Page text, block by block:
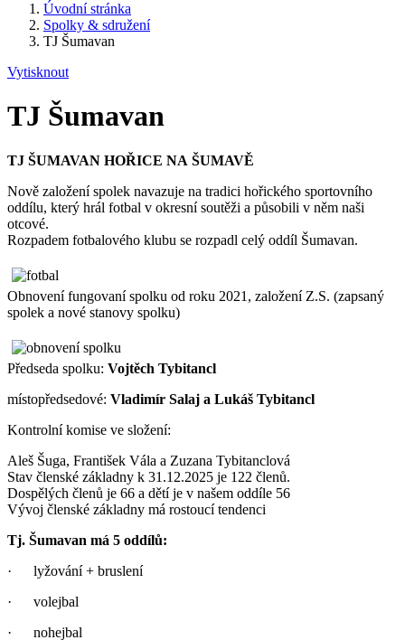
Úvodní stránka
Spolky & sdružení
TJ Šumavan
Vytisknout
TJ Šumavan
TJ ŠUMAVAN HOŘICE NA ŠUMAVĚ
Nově založení spolek navazuje na tradici hořického sportovního
oddílu, který hrál fotbal v okresní soutěži a působili v něm naši
otcové.
Rozpadem fotbalového klubu se rozpadl celý oddíl Šumavan.
Obnovení fungovaní spolku od roku 2021, založení Z.S. (zapsaný
spolek a nové stanovy spolku)
Předseda spolku: Vojtěch Tybitancl
místopředsedové: Vladimír Salaj a Lukáš Tybitancl
Kontrolní komise ve složení:
Aleš Šuga, František Vála a Zuzana Tybitanclová
Stav členské základny k 31.12.2025 je 122 členů.
Dospělých členů je 66 a dětí je v našem oddíle 56
Vývoj členské základny má rostoucí tendenci
Tj. Šumavan má 5 oddílů:
· lyžování + bruslení
· volejbal
· nohejbal